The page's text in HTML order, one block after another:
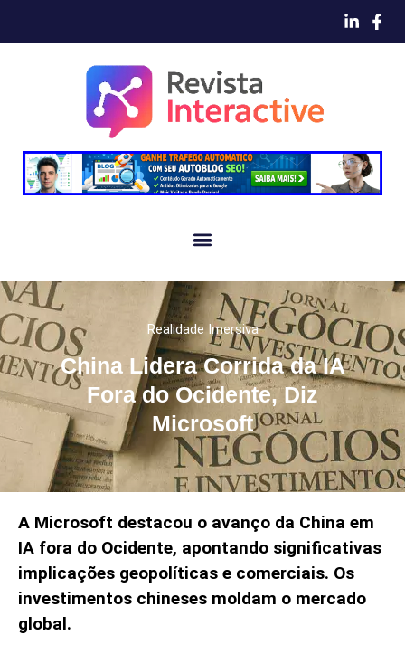
Realidade Imersiva
China Lidera Corrida da IA
Fora do Ocidente, Diz
Microsoft
A Microsoft destacou o avanço da China em
IA fora do Ocidente, apontando significativas
implicações geopolíticas e comerciais. Os
investimentos chineses moldam o mercado
global.